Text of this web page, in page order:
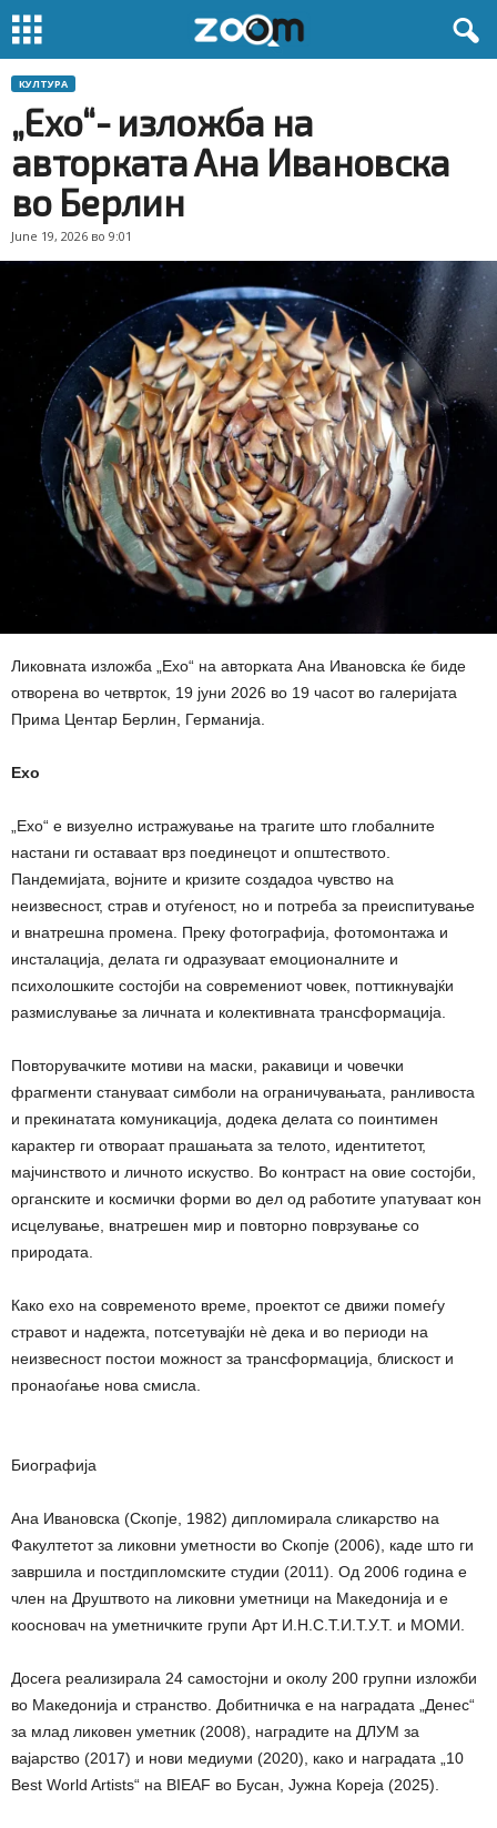
КУЛТУРА
„Ехо“- изложба на
авторката Ана Ивановска
во Берлин
June 19, 2026 во 9:01
Ликовната изложба „Ехо“ на авторката Ана Ивановска ќе биде
отворена во четврток, 19 јуни 2026 во 19 часот во галеријата
Прима Центар Берлин, Германија.
Ехо
„Ехо“ е визуелно истражување на трагите што глобалните
настани ги оставаат врз поединецот и општеството.
Пандемијата, војните и кризите создадоа чувство на
неизвесност, страв и отуѓеност, но и потреба за преиспитување
и внатрешна промена. Преку фотографија, фотомонтажа и
инсталација, делата ги одразуваат емоционалните и
психолошките состојби на современиот човек, поттикнувајќи
размислување за личната и колективната трансформација.
Повторувачките мотиви на маски, ракавици и човечки
фрагменти стануваат симболи на ограничувањата, ранливоста
и прекинатата комуникација, додека делата со поинтимен
карактер ги отвораат прашањата за телото, идентитетот,
мајчинството и личното искуство. Во контраст на овие состојби,
органските и космички форми во дел од работите упатуваат кон
исцелување, внатрешен мир и повторно поврзување со
природата.
Како ехо на современото време, проектот се движи помеѓу
стравот и надежта, потсетувајќи нè дека и во периоди на
неизвесност постои можност за трансформација, блискост и
пронаоѓање нова смисла.
Биографија
Ана Ивановска (Скопје, 1982) дипломирала сликарство на
Факултетот за ликовни уметности во Скопје (2006), каде што ги
завршила и постдипломските студии (2011). Од 2006 година е
член на Друштвото на ликовни уметници на Македонија и е
коосновач на уметничките групи Арт И.Н.С.Т.И.Т.У.Т. и МОМИ.
Досега реализирала 24 самостојни и околу 200 групни изложби
во Македонија и странство. Добитничка е на наградата „Денес“
за млад ликовен уметник (2008), наградите на ДЛУМ за
вајарство (2017) и нови медиуми (2020), како и наградата „10
Best World Artists“ на BIEAF во Бусан, Јужна Кореја (2025).